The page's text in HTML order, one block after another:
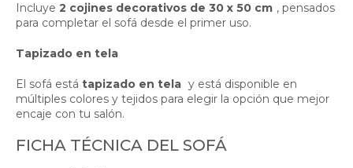
Incluye 2 cojines decorativos de 30 x 50 cm , pensados
para completar el sofá desde el primer uso.
Tapizado en tela
El sofá está tapizado en tela y está disponible en
múltiples colores y tejidos para elegir la opción que mejor
encaje con tu salón.
FICHA TÉCNICA DEL SOFÁ